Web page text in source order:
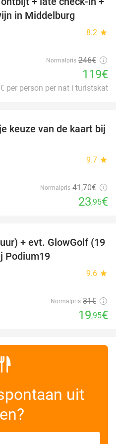
52%
in Middelburg
8.2 star
Normalpris 246€
119€
per person per nat i turistskat
43%
keuze van de kaart bij
9.7 star
Normalpris 41,70€
23,95€
36%
+ evt. GlowGolf (19
Podium19
9.6 star
Normalpris 31€
19,95€
uit